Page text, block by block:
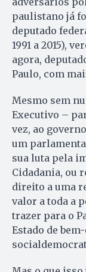
paulistano já
deputado
1991 a 2015),
agora,
Paulo, com
Mesmo sem
Executivo –
vez, ao
um
sua luta pela
Cidadania, ou
direito a uma
valor a toda a
trazer para o
Estado de